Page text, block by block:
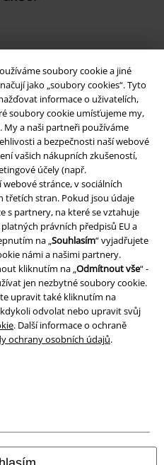
soubory cookie a jiné
jako „soubory cookies“. Tyto
informace o uživatelích,
soubory cookie umísťujeme my,
My a naši partneři používáme
a bezpečnosti naší webové
vašich nákupních zkušeností,
účely (např.
stránce, v sociálních
třetích stran. Pokud jsou údaje
s partnery, na které se vztahuje
právních předpisů EU a
na „Souhlasím“ vyjadřujete
námi a našimi partnery.
kliknutím na „Odmítnout vše“ -
jen nezbytné soubory cookie.
upravit také kliknutím na
odvolat nebo upravit svůj
. Další informace o ochraně
ochrany osobních údajů.
prostředí